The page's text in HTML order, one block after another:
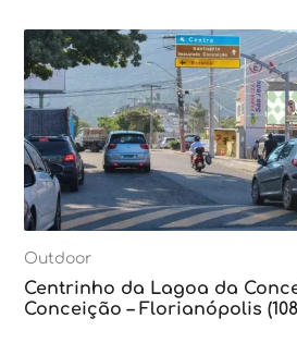
Outdoor
Centrinho da Lagoa da
Conceição – Florianópolis